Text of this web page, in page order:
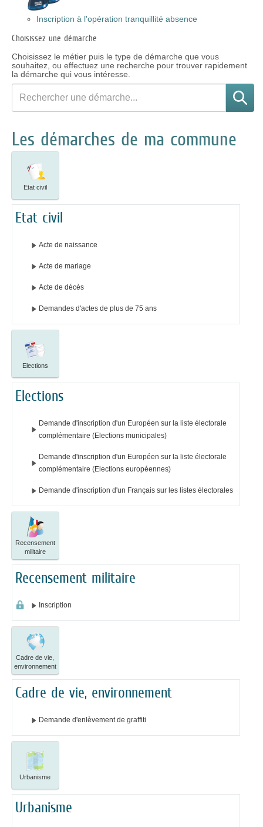
Inscription à l'opération tranquillité absence
Choisissez une démarche
Choisissez le métier puis le type de démarche que vous
souhaitez, ou effectuez une recherche pour trouver rapidement
la démarche qui vous intéresse.
Rechercher
une
Les démarches de ma commune
Etat civil
Etat civil
Acte de naissance
Acte de mariage
Acte de décès
Demandes d'actes de plus de 75 ans
Elections
Elections
Demande d'inscription d'un Européen sur la liste électorale
complémentaire (Elections municipales)
Demande d'inscription d'un Européen sur la liste électorale
complémentaire (Elections européennes)
Demande d'inscription d'un Français sur les listes électorales
Recensement
militaire
Recensement militaire
Inscription
Cadre de vie,
environnement
Cadre de vie, environnement
Demande d'enlèvement de graffiti
Urbanisme
Urbanisme